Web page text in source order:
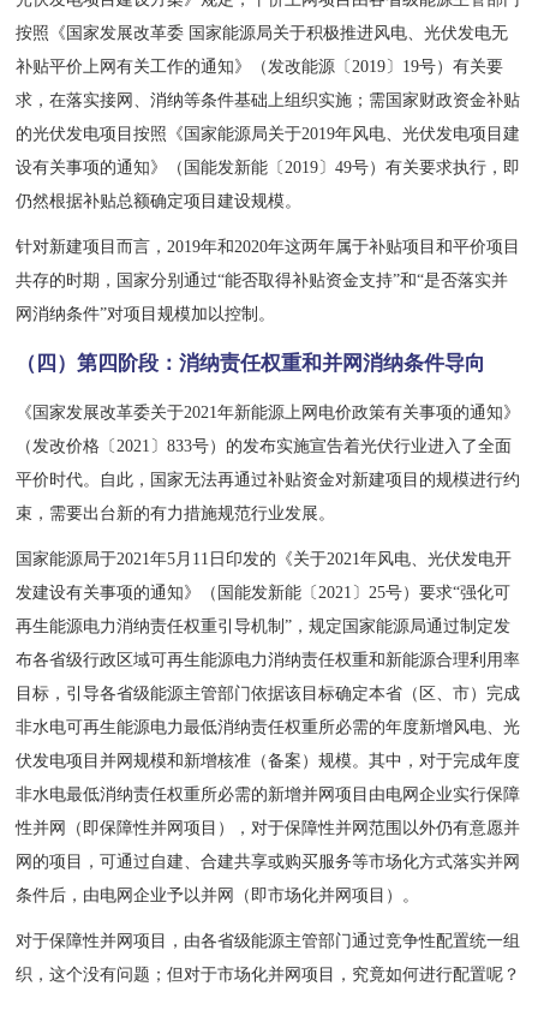
按照《国家发展改革委 国家能源局关于积极推进风电、光伏发电无
补贴平价上网有关工作的通知》（发改能源〔2019〕19号）有关要
求，在落实接网、消纳等条件基础上组织实施；需国家财政资金补贴
的光伏发电项目按照《国家能源局关于2019年风电、光伏发电项目建
设有关事项的通知》（国能发新能〔2019〕49号）有关要求执行，即
仍然根据补贴总额确定项目建设规模。
针对新建项目而言，2019年和2020年这两年属于补贴项目和平价项目
共存的时期，国家分别通过“能否取得补贴资金支持”和“是否落实并
网消纳条件”对项目规模加以控制。
（四）第四阶段：消纳责任权重和并网消纳条件导向
《国家发展改革委关于2021年新能源上网电价政策有关事项的通知》
（发改价格〔2021〕833号）的发布实施宣告着光伏行业进入了全面
平价时代。自此，国家无法再通过补贴资金对新建项目的规模进行约
束，需要出台新的有力措施规范行业发展。
国家能源局于2021年5月11日印发的《关于2021年风电、光伏发电开
发建设有关事项的通知》（国能发新能〔2021〕25号）要求“强化可
再生能源电力消纳责任权重引导机制”，规定国家能源局通过制定发
布各省级行政区域可再生能源电力消纳责任权重和新能源合理利用率
目标，引导各省级能源主管部门依据该目标确定本省（区、市）完成
非水电可再生能源电力最低消纳责任权重所必需的年度新增风电、光
伏发电项目并网规模和新增核准（备案）规模。其中，对于完成年度
非水电最低消纳责任权重所必需的新增并网项目由电网企业实行保障
性并网（即保障性并网项目），对于保障性并网范围以外仍有意愿并
网的项目，可通过自建、合建共享或购买服务等市场化方式落实并网
条件后，由电网企业予以并网（即市场化并网项目）。
对于保障性并网项目，由各省级能源主管部门通过竞争性配置统一组
织，这个没有问题；但对于市场化并网项目，究竟如何进行配置呢？